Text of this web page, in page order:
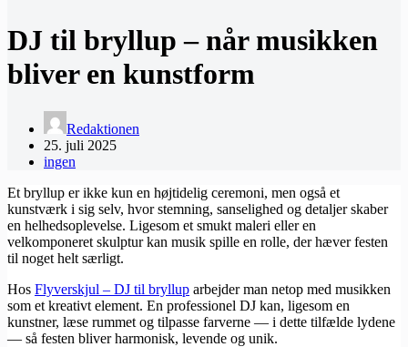
DJ til bryllup – når musikken
bliver en kunstform
Redaktionen
25. juli 2025
ingen
Et bryllup er ikke kun en højtidelig ceremoni, men også et
kunstværk i sig selv, hvor stemning, sanselighed og detaljer skaber
en helhedsoplevelse. Ligesom et smukt maleri eller en
velkomponeret skulptur kan musik spille en rolle, der hæver festen
til noget helt særligt.
Hos ​Flyverskjul – DJ til bryllup arbejder man netop med musikken
som et kreativt element. En professionel DJ kan, ligesom en
kunstner, læse rummet og tilpasse farverne — i dette tilfælde lydene
— så festen bliver harmonisk, levende og unik.